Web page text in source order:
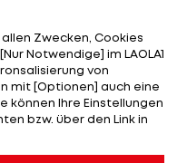
Zwecken, Cookies
Notwendige] im LAOLA1
von
mit [Optionen] auch eine
können Ihre Einstellungen
bzw. über den Link in